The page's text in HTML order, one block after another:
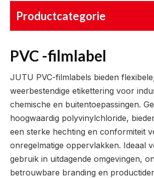
Productcategorie
PVC -filmlabel
JUTU PVC-filmlabels bieden
weerbestendige etikettering voor
chemische en buitentoepassingen.
hoogwaardig polyvinylchloride,
een sterke hechting en conformiteit
onregelmatige oppervlakken. Ideaal
gebruik in uitdagende omgevingen,
betrouwbare branding en